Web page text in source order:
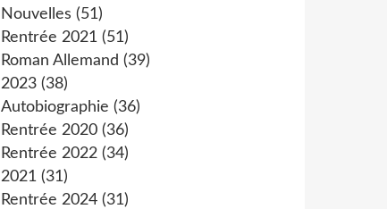
Nouvelles (51)
Rentrée 2021 (51)
Roman Allemand (39)
2023 (38)
Autobiographie (36)
Rentrée 2020 (36)
Rentrée 2022 (34)
2021 (31)
Rentrée 2024 (31)